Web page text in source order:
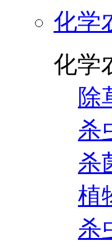
化学
化学
除
杀
杀
植
杀